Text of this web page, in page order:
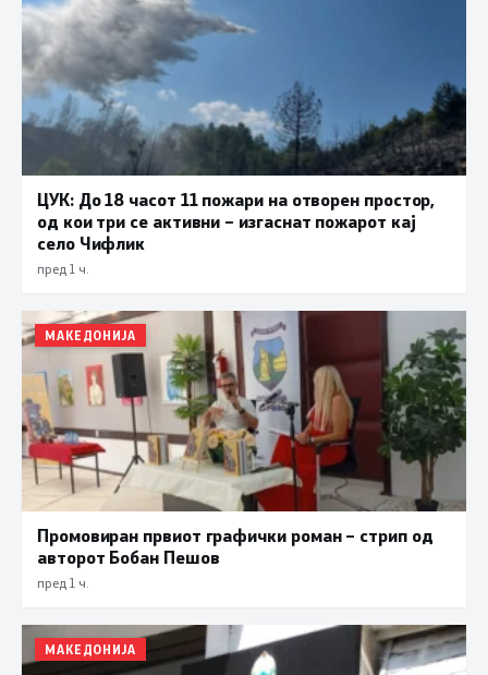
ЦУК: До 18 часот 11 пожари на отворен простор,
од кои три се активни – изгаснат пожарот кај
село Чифлик
пред 1 ч.
МАКЕДОНИЈА
Промовиран првиот графички роман – стрип од
авторот Бобан Пешов
пред 1 ч.
МАКЕДОНИЈА